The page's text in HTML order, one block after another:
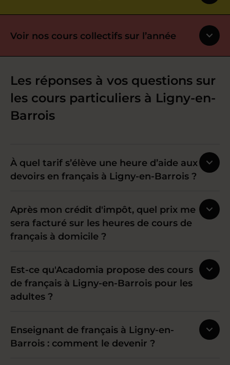
Voir nos cours collectifs sur l’année
Les réponses à vos questions sur
les cours particuliers à Ligny-en-
Barrois
À quel tarif s’élève une heure d’aide aux
devoirs en français à Ligny-en-Barrois ?
Après mon crédit d'impôt, quel prix me
sera facturé sur les heures de cours de
français à domicile ?
Est-ce qu'Acadomia propose des cours
de français à Ligny-en-Barrois pour les
adultes ?
Enseignant de français à Ligny-en-
Barrois : comment le devenir ?